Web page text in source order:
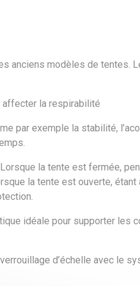
anciens modèles de tentes.
affecter la respirabilité
par exemple la stabilité,
la tente est fermée,
la tente est ouverte,
idéale pour supporter les
d’échelle avec le